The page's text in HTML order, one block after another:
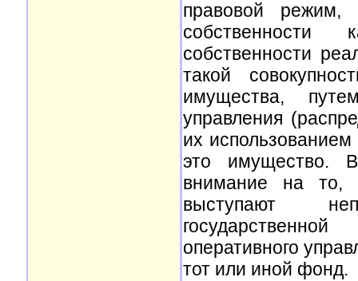
правовой режим,
собственности
собственности
такой
имущества,
управления
их
это имущество.
внимание на то,
выступают
оперативного
тот или иной фонд.